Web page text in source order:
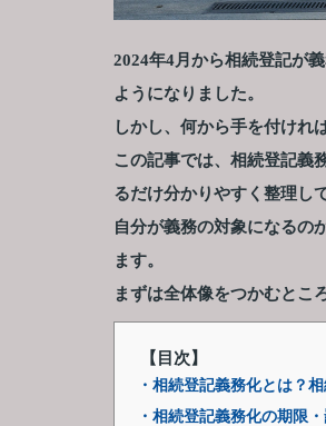
2024年4月から相続登記が
ようになりました。
しかし、何から手を付けれ
この記事では、相続登記義
るだけ分かりやすく整理し
自分が義務の対象になるの
ます。
まずは全体像をつかむとこ
【目次】
・相続登記義務化とは？
・相続登記義務化の期限